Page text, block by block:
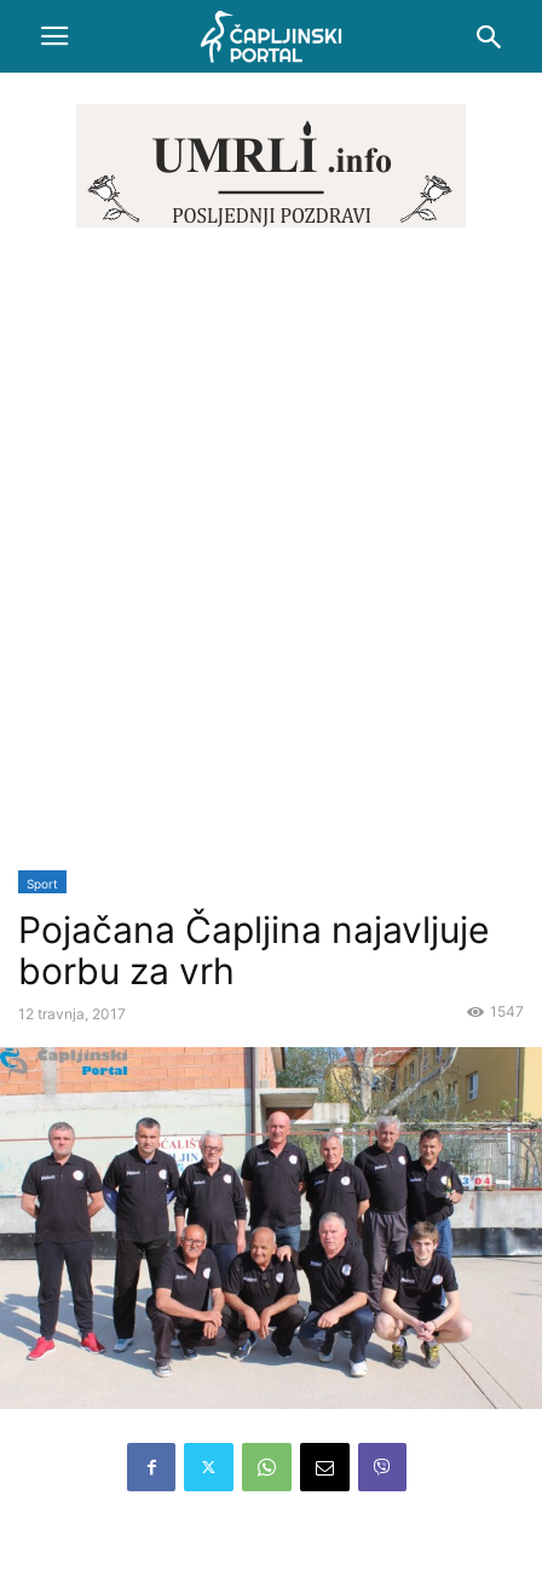
Sport
Pojačana Čapljina najavljuje
borbu za vrh
12 travnja, 2017 1547